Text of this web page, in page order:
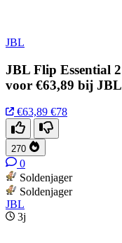
JBL
JBL Flip Essential
voor €63,89 bij JBL
€63,89 €78
270
0
Soldenjager
Soldenjager
JBL
3j